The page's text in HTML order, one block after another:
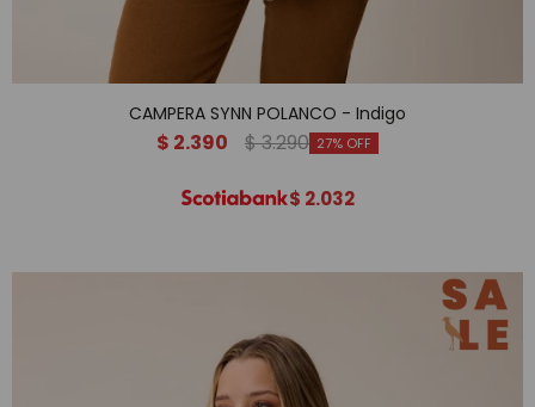
CAMPERA SYNN POLANCO - Indigo
$ 2.390 $3.290 27
$ 2.032